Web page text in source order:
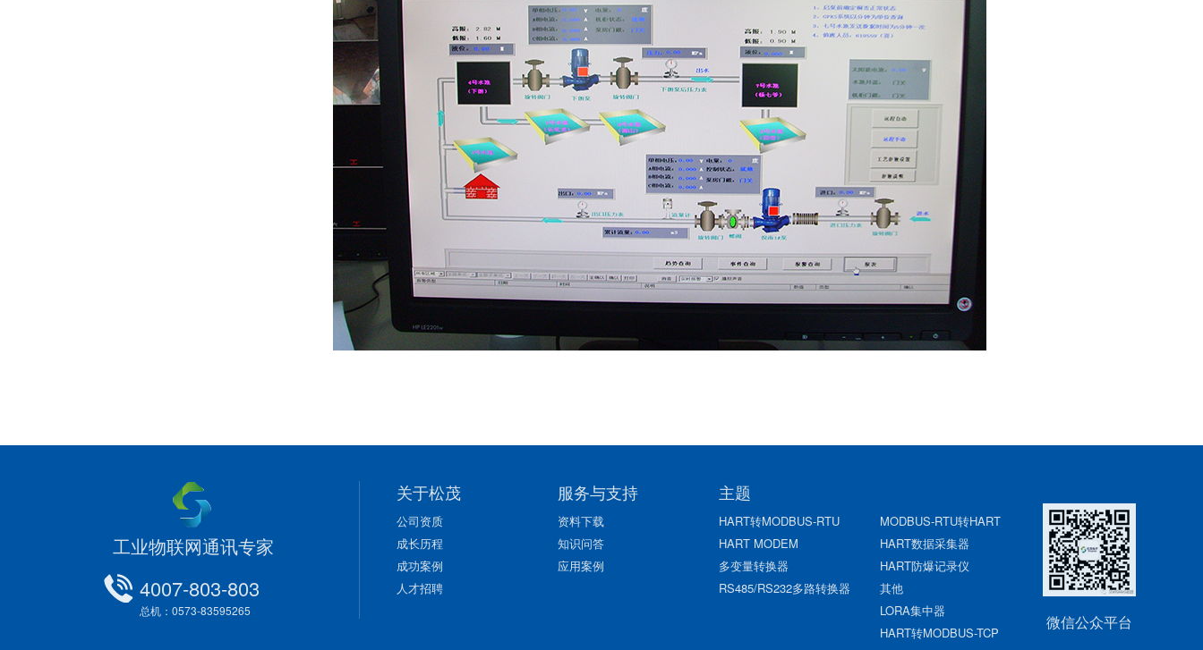
工业物联网通讯专家
4007-803-803
总机：0573-83595265
关于松茂
公司资质
成长历程
成功案例
人才招聘
服务与支持
资料下载
知识问答
应用案例
主题
HART转MODBUS-RTU
HART MODEM
多变量转换器
RS485/RS232多路转换器
MODBUS-RTU转HART
HART数据采集器
HART防爆记录仪
其他
LORA集中器
HART转MODBUS-TCP
微信公众平台